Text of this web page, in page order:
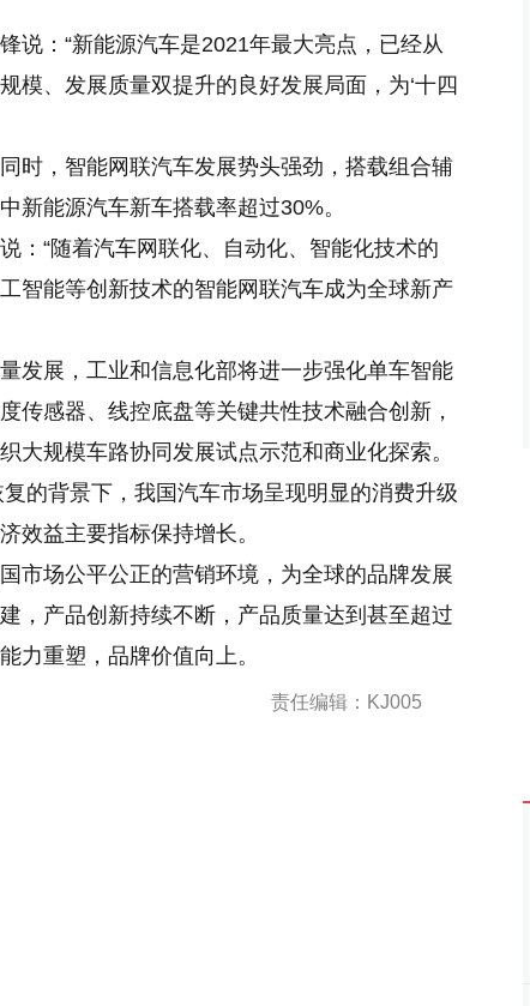
说：“新能源汽车是2021年最大亮点，已经从
模、发展质量双提升的良好发展局面，为‘十四
时，智能网联汽车发展势头强劲，搭载组合辅
新能源汽车新车搭载率超过30%。
：“随着汽车网联化、自动化、智能化技术的
智能等创新技术的智能网联汽车成为全球新产
发展，工业和信息化部将进一步强化单车智能
传感器、线控底盘等关键共性技术融合创新，
大规模车路协同发展试点示范和商业化探索。
的背景下，我国汽车市场呈现明显的消费升级
效益主要指标保持增长。
市场公平公正的营销环境，为全球的品牌发展
，产品创新持续不断，产品质量达到甚至超过
力重塑，品牌价值向上。
责任编辑：KJ005